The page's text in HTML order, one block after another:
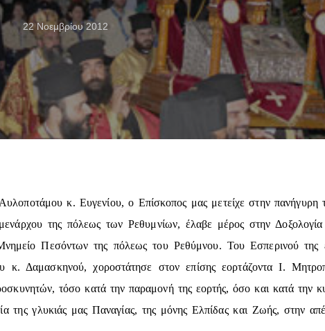
22 Νοεμβρίου 2012
κ. Ευγενίου, ο Επίσκοπος μας μετείχε στην πανήγυρη
της πόλεως των Ρεθυμνίων, έλαβε μέρος στην
Πεσόντων της πόλεως του Ρεθύμνου. Του Εσπερινού της
Δαμασκηνού, χοροστάτησε στον επίσης εορτάζοντα Ι.
τόσο κατά την παραμονή της εορτής, όσο και κατά την
της γλυκιάς μας Παναγίας, της μόνης Ελπίδας και Ζωής, στην